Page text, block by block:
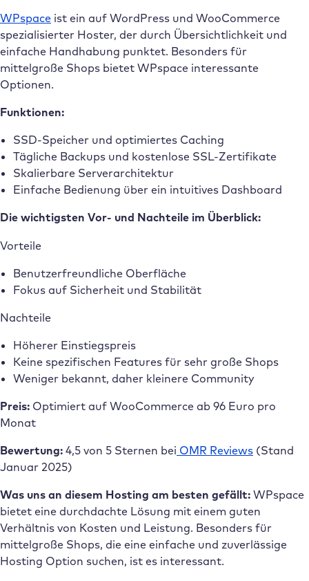
WPspace ist ein auf WordPress und WooCommerce
spezialisierter Hoster, der durch Übersichtlichkeit und
einfache Handhabung punktet. Besonders für
mittelgroße Shops bietet WPspace interessante
Optionen.
Funktionen:
SSD-Speicher und optimiertes Caching
Tägliche Backups und kostenlose SSL-Zertifikate
Skalierbare Serverarchitektur
Einfache Bedienung über ein intuitives Dashboard
Die wichtigsten Vor- und Nachteile im Überblick:
Vorteile
Benutzerfreundliche Oberfläche
Fokus auf Sicherheit und Stabilität
Nachteile
Höherer Einstiegspreis
Keine spezifischen Features für sehr große Shops
Weniger bekannt, daher kleinere Community
Preis: Optimiert auf WooCommerce ab 96 Euro pro
Monat
Bewertung: 4,5 von 5 Sternen bei OMR Reviews (Stand
Januar 2025)
Was uns an diesem Hosting am besten gefällt: WPspace
bietet eine durchdachte Lösung mit einem guten
Verhältnis von Kosten und Leistung. Besonders für
mittelgroße Shops, die eine einfache und zuverlässige
Hosting Option suchen, ist es interessant.